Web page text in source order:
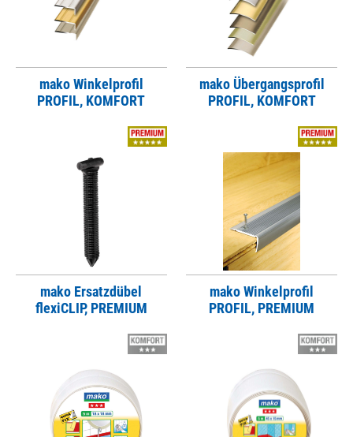
mako Winkelprofil
PROFIL, KOMFORT
mako Übergangsprofil
PROFIL, KOMFORT
mako Ersatzdübel
flexiCLIP, PREMIUM
mako Winkelprofil
PROFIL, PREMIUM